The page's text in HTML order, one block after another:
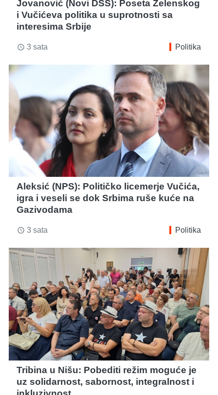
Jovanović (Novi DSS): Poseta Zelenskog
i Vučićeva politika u suprotnosti sa
interesima Srbije
access_time 3 sata Politika
Aleksić (NPS): Političko licemerje Vučića,
igra i veseli se dok Srbima ruše kuće na
Gazivodama
access_time 3 sata Politika
Tribina u Nišu: Pobediti režim moguće je
uz solidarnost, sabornost, integralnost i